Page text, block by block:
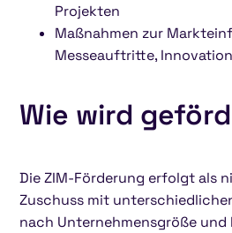
Projekten
Maßnahmen zur
Messeauftritte,
Wie wird
Die ZIM-Förderung erfolgt als
Zuschuss mit
nach Unternehmensgröße und